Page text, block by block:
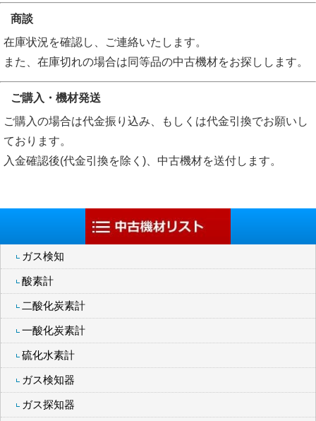
商談
在庫状況を確認し、ご連絡いたします。
また、在庫切れの場合は同等品の中古機材をお探しします。
ご購入・機材発送
ご購入の場合は代金振り込み、もしくは代金引換でお願いし
ております。
入金確認後(代金引換を除く)、中古機材を送付します。
ガス検知
酸素計
二酸化炭素計
一酸化炭素計
硫化水素計
ガス検知器
ガス探知器